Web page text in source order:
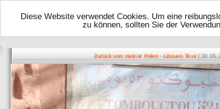
Diese Website verwendet Cookies. Um eine
zu können, sollten Sie der
Zurück von meiner Polen - Litauen Tour(